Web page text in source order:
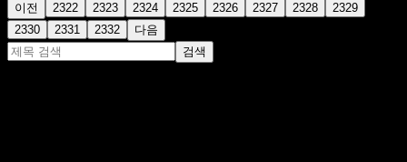
이전 2322 2323 2324 2325 2326 2327 2328
2329
2330
2331 2332
다음
검색